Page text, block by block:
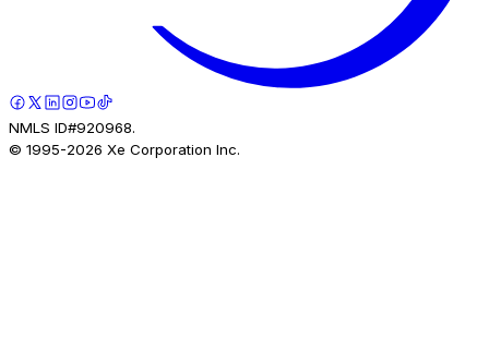
NMLS ID#920968.
© 1995-2026 Xe Corporation Inc.